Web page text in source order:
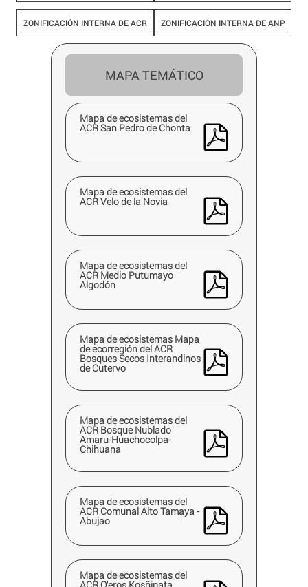
ZONIFICACIÓN INTERNA DE ACR ZONIFICACIÓN INTERNA DE ANP
MAPA TEMÁTICO
Mapa de ecosistemas del
ACR San Pedro de Chonta
Mapa de ecosistemas del
ACR Velo de la Novia
Mapa de ecosistemas del
ACR Medio Putumayo
Algodón
Mapa de ecosistemas Mapa
de ecorregión del ACR
Bosques Secos Interandinos
de Cutervo
Mapa de ecosistemas del
ACR Bosque Nublado
Amaru-Huachocolpa-
Chihuana
Mapa de ecosistemas del
ACR Comunal Alto Tamaya -
Abujao
Mapa de ecosistemas del